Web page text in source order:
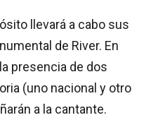
llevará a cabo sus
de River. En
presencia de dos
(uno nacional y otro
a la cantante.